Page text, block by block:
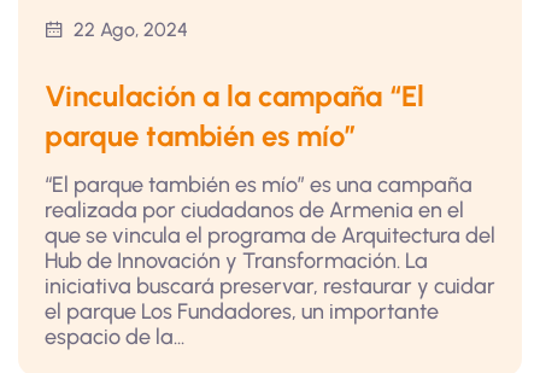
22 Ago, 2024
Vinculación a la campaña “El
parque también es mío”
“El parque también es mío” es una campaña
realizada por ciudadanos de Armenia en el
que se vincula el programa de Arquitectura del
Hub de Innovación y Transformación. La
iniciativa buscará preservar, restaurar y cuidar
el parque Los Fundadores, un importante
espacio de la...